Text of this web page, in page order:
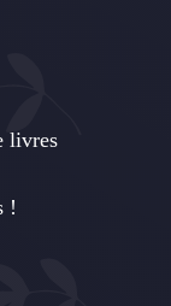
livres
!